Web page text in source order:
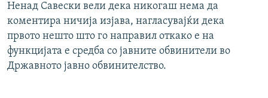
Ненад Савески вели дека никогаш нема да
коментира ничија изјава, нагласувајќи дека
првото нешто што го направил откако е на
функцијата е средба со јавните обвинители во
Државното јавно обвинителство.